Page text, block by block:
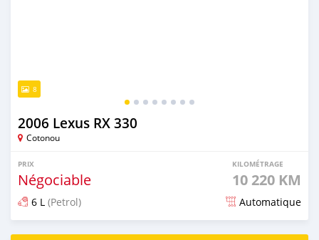
8
2006 Lexus RX 330
Cotonou
PRIX
Négociable
KILOMÉTRAGE
10 220 KM
6 L (Petrol) Automatique
Publié il y a 4 mois